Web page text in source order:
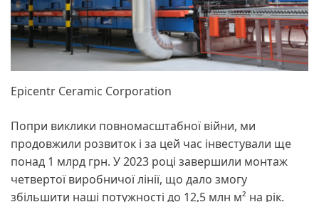
Epicentr Ceramic Corporation
Попри виклики повномасштабної війни, ми
продовжили розвиток і за цей час інвестували ще
понад 1 млрд грн. У 2023 році завершили монтаж
четвертої виробничої лінії, що дало змогу
збільшити наші потужності до 12,5 млн м² на рік.